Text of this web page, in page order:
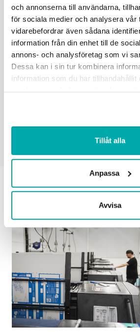
och annonserna till användarna,
för sociala medier och analysera vår
vidarebefordrar även sådana
information från din enhet till de
annons- och analysföretag som vi
Dessa kan i sin tur kombinera
information som du har tillhandahållit
Tillåt alla
Anpassa
Avvisa
Åsa Samuelsson
Rådgivare - arbetsmiljö och
08-762 79 02
E-post
Du kanske också vill